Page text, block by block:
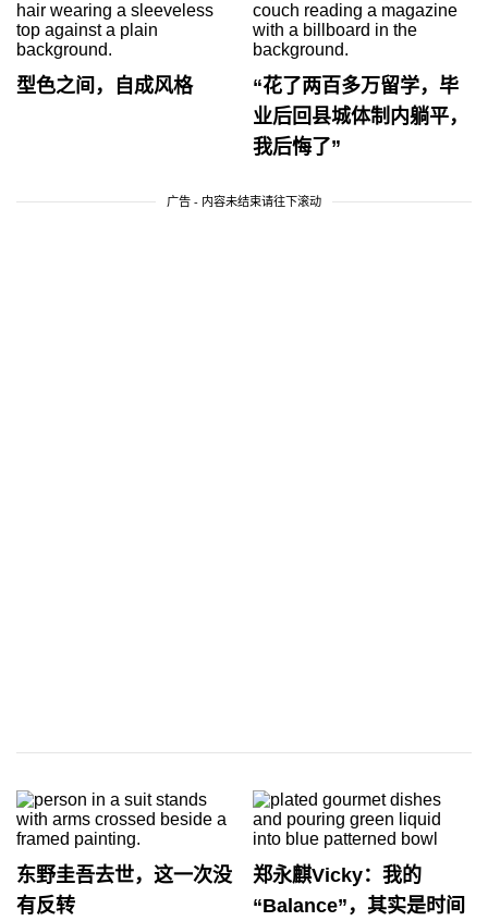
型色之间，自成风格
“花了两百多万留学，毕
业后回县城体制内躺平，
我后悔了”
广告 - 内容未结束请往下滚动
东野圭吾去世，这一次没
有反转
郑永麒Vicky：我的
“Balance”，其实是时间